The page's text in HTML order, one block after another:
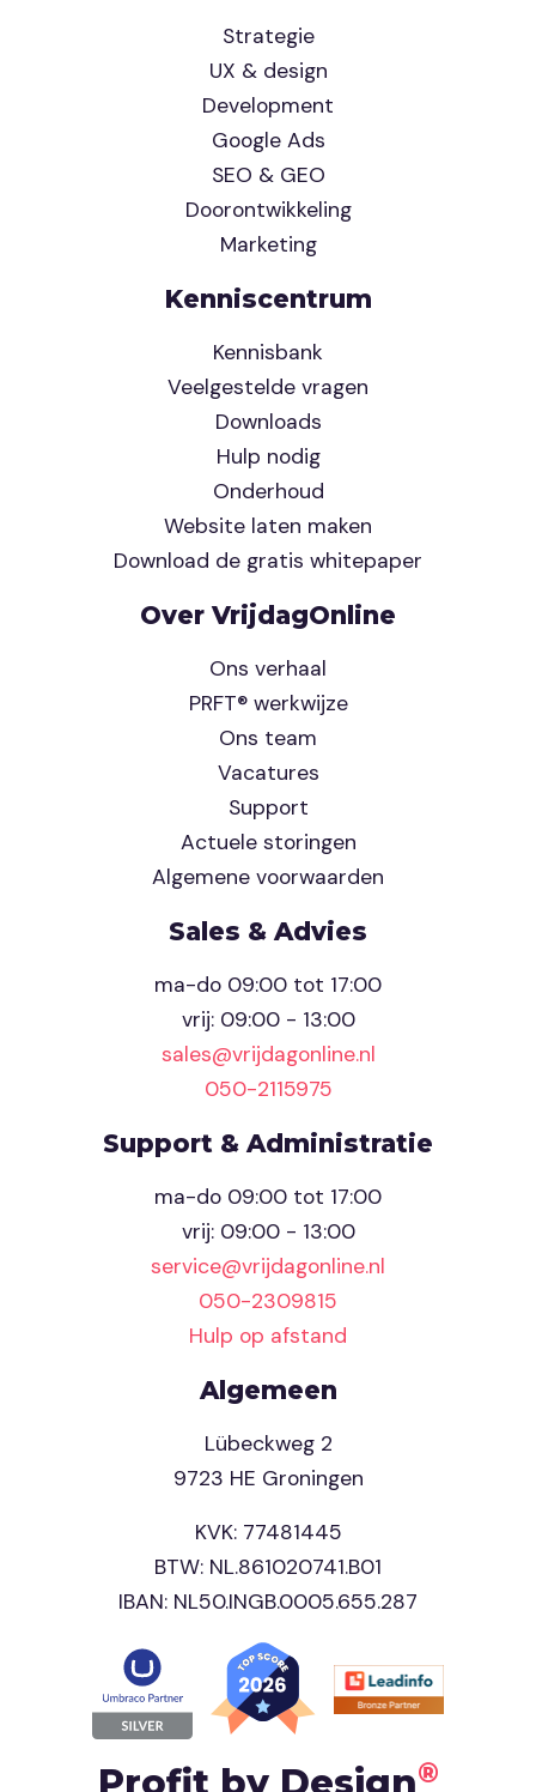
Strategie
UX & design
Development
Google Ads
SEO & GEO
Doorontwikkeling
Marketing
Kenniscentrum
Kennisbank
Veelgestelde vragen
Downloads
Hulp nodig
Onderhoud
Website laten maken
Download de gratis whitepaper
Over VrijdagOnline
Ons verhaal
PRFT® werkwijze
Ons team
Vacatures
Support
Actuele storingen
Algemene voorwaarden
Sales & Advies
ma-do 09:00 tot 17:00
vrij: 09:00 - 13:00
sales@vrijdagonline.nl
050-2115975
Support & Administratie
ma-do 09:00 tot 17:00
vrij: 09:00 - 13:00
service@vrijdagonline.nl
050-2309815
Hulp op afstand
Algemeen
Lübeckweg 2
9723 HE Groningen
KVK: 77481445
BTW: NL.861020741.B01
IBAN: NL50.INGB.0005.655.287
®